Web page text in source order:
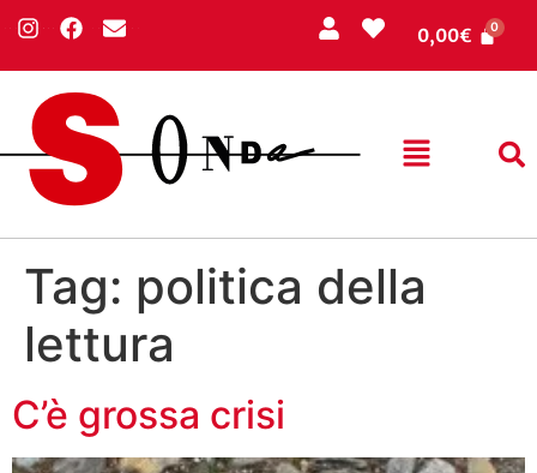
0,00€
Tag: politica della
lettura
C’è grossa crisi